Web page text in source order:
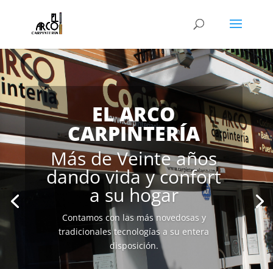
EL ARCO
CARPINTERÍA
Más de Veinte años
dando vida y confort
a su hogar
Contamos con las más novedosas y
tradicionales tecnologías a su entera
disposición.